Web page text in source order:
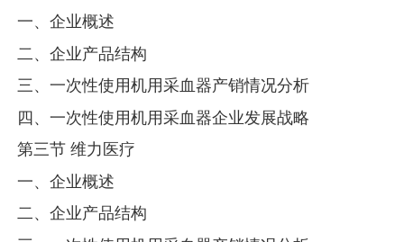
一、企业概述
二、企业产品结构
三、一次性使用机用采血器产销情况分析
四、一次性使用机用采血器企业发展战略
第三节 维力医疗
一、企业概述
二、企业产品结构